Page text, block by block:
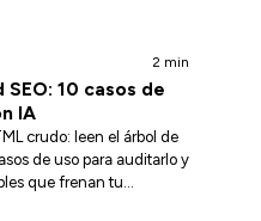
2 min
10 casos de
IA
crudo: leen el árbol de
de uso para auditarlo y
que frenan tu